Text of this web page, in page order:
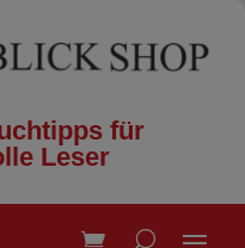
für
Leser